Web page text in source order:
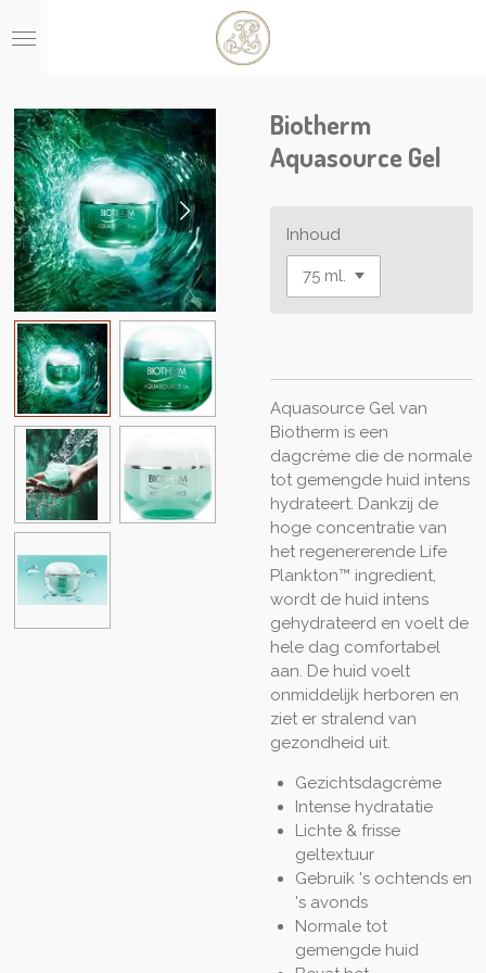
direct
hoofdinhoud
Biotherm
Aquasource Gel
Inhoud
Aquasource Gel van
Biotherm is een
dagcrème die de normale
tot gemengde huid intens
hydrateert. Dankzij de
hoge concentratie van
het regenererende Life
Plankton™ ingredient,
wordt de huid intens
gehydrateerd en voelt de
hele dag comfortabel
aan. De huid voelt
onmiddelijk herboren en
ziet er stralend van
gezondheid uit.
Gezichtsdagcrème
Intense hydratatie
Lichte & frisse
geltextuur
Gebruik 's ochtends en
's avonds
Normale tot
gemengde huid